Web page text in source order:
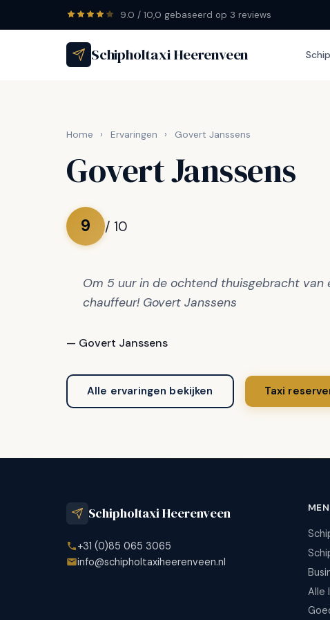
9.0 / 10,0 gebaseerd op 3 reviews
Schipholtaxi Heerenveen
Home › Ervaringen › Govert Janssens
Govert Janssens
9 / 10
Om 5 uur in de ochtend thuisgebracht van
chauffeur! Govert Janssens
— Govert Janssens
Alle ervaringen bekijken Taxi
Schipholtaxi Heerenveen
+31 (0)85 065 3065
info@schipholtaxiheerenveen.nl
Alle